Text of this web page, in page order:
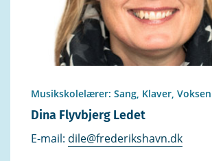
Musikskolelærer: Sang, Klaver,
Dina Flyvbjerg Ledet
E-mail: dile@frederikshavn.dk